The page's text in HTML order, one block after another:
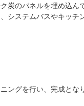
炭のパネルを埋め込ん
システムバスやキッチ
ングを行い、完成とな